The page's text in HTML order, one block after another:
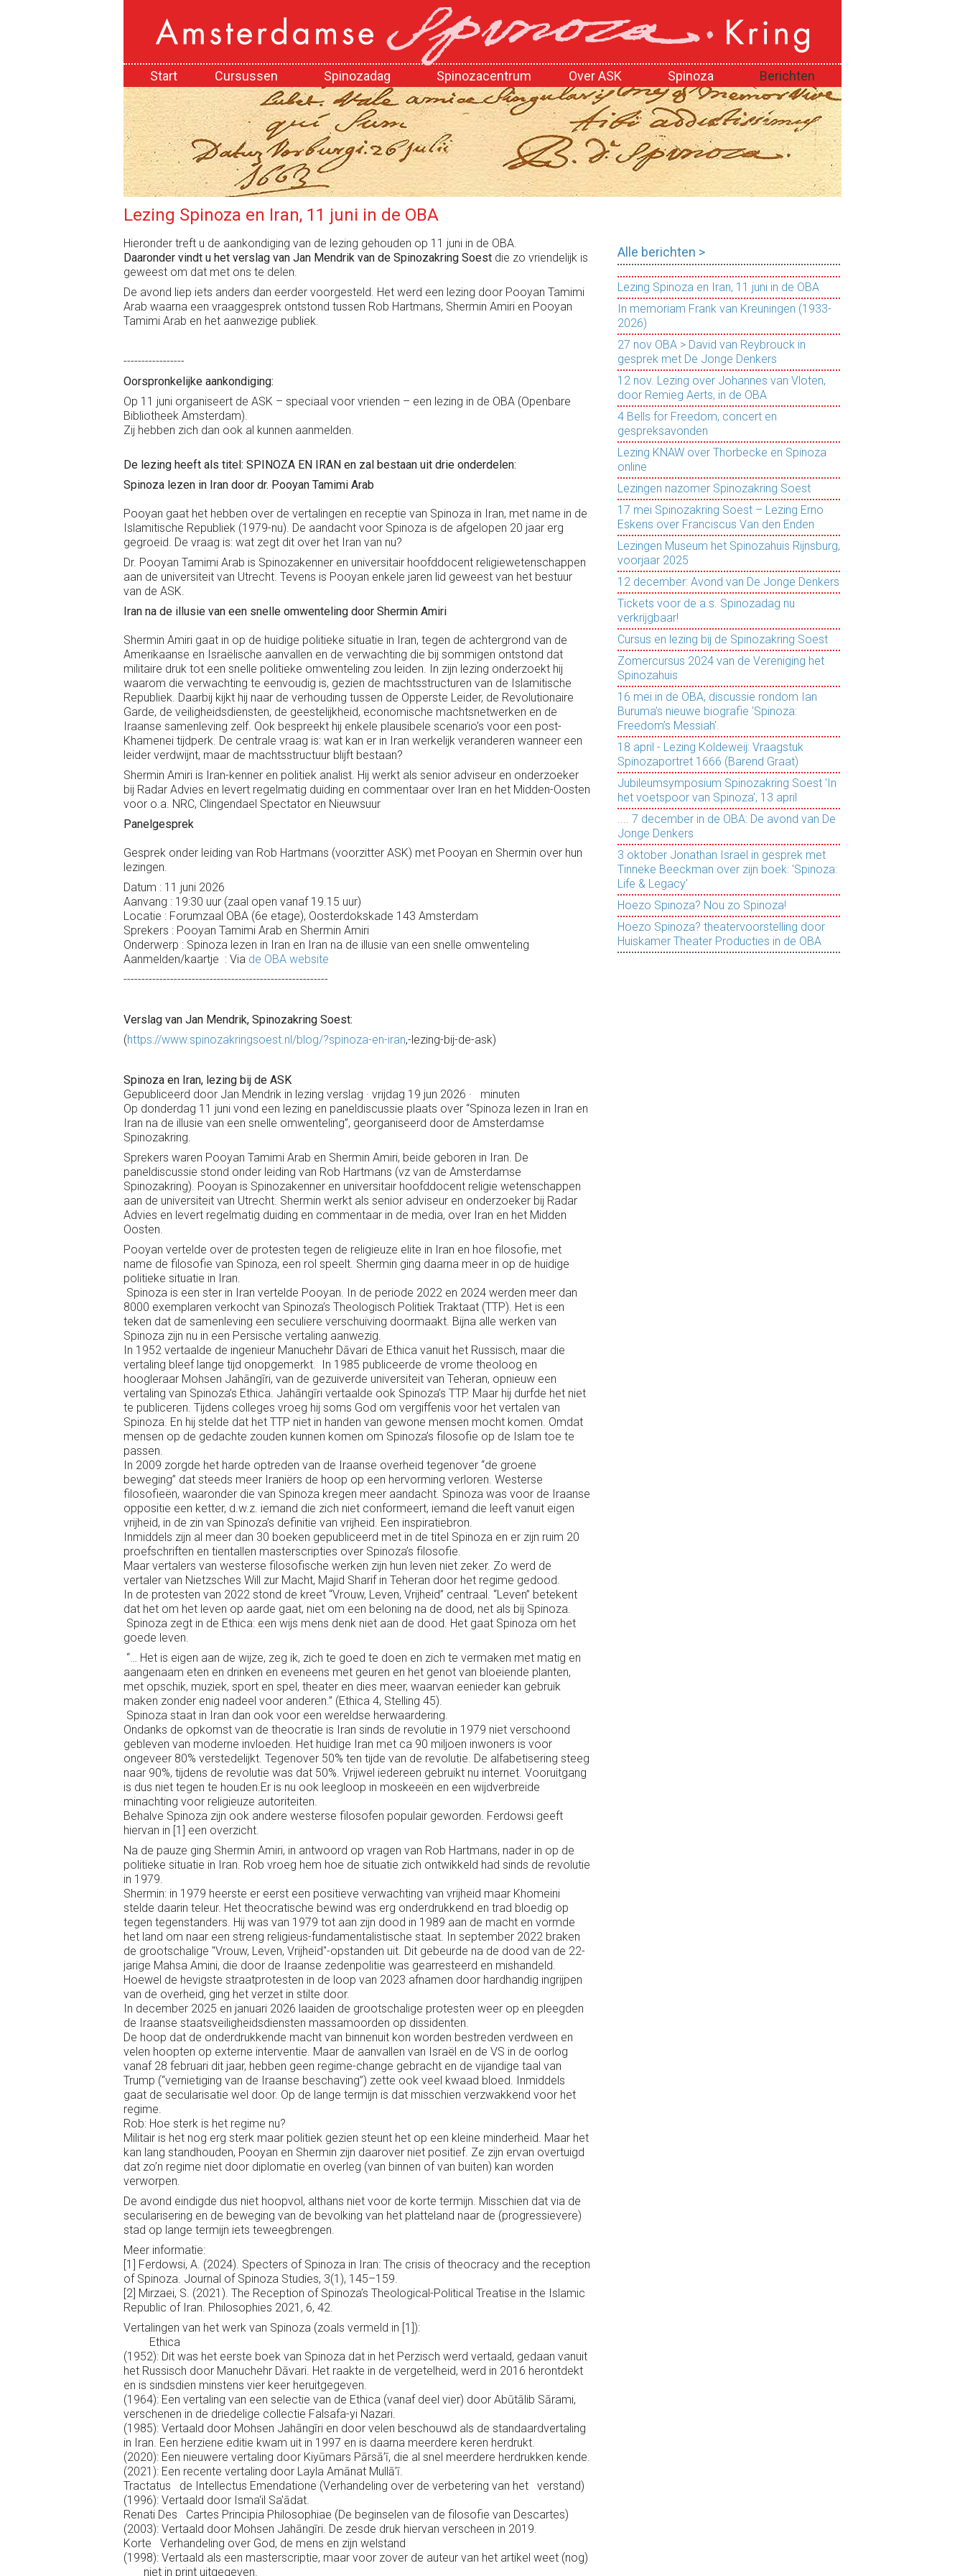
Start Cursussen Spinozadag Spinozacentrum Over ASK Spinoza Berichten
Lezing Spinoza en Iran, 11 juni in de OBA
Hieronder treft u de aankondiging van de lezing gehouden op 11 juni in de OBA.
Daaronder vindt u het verslag van Jan Mendrik van de Spinozakring Soest die zo vriendelijk is
geweest om dat met ons te delen.
De avond liep iets anders dan eerder voorgesteld. Het werd een lezing door Pooyan Tamimi
Arab waarna een vraaggesprek ontstond tussen Rob Hartmans, Shermin Amiri en Pooyan
Tamimi Arab en het aanwezige publiek.
-----------------
Oorspronkelijke aankondiging:
Op 11 juni organiseert de ASK – speciaal voor vrienden – een lezing in de OBA (Openbare
Bibliotheek Amsterdam).
Zij hebben zich dan ook al kunnen aanmelden.
De lezing heeft als titel: SPINOZA EN IRAN en zal bestaan uit drie onderdelen:
Spinoza lezen in Iran door dr. Pooyan Tamimi Arab
Pooyan gaat het hebben over de vertalingen en receptie van Spinoza in Iran, met name in de
Islamitische Republiek (1979-nu). De aandacht voor Spinoza is de afgelopen 20 jaar erg
gegroeid. De vraag is: wat zegt dit over het Iran van nu?
Dr. Pooyan Tamimi Arab is Spinozakenner en universitair hoofddocent religie­wetenschappen
aan de universiteit van Utrecht. Tevens is Pooyan enkele jaren lid geweest van het bestuur
van de ASK.
Iran na de illusie van een snelle omwenteling door Shermin Amiri
Shermin Amiri gaat in op de huidige politieke situatie in Iran, tegen de achtergrond van de
Amerikaanse en Israëlische aanvallen en de verwachting die bij sommigen ontstond dat
militaire druk tot een snelle politieke omwenteling zou leiden. In zijn lezing onderzoekt hij
waarom die verwachting te eenvoudig is, gezien de machtsstructuren van de Islamitische
Republiek. Daarbij kijkt hij naar de verhouding tussen de Opperste Leider, de Revolutionaire
Garde, de veiligheids­diensten, de geestelijkheid, economische machtsnetwerken en de
Iraanse samenleving zelf. Ook bespreekt hij enkele plausibele scenario's voor een post-
Khamenei tijdperk. De centrale vraag is: wat kan er in Iran werkelijk veranderen wanneer een
leider verdwijnt, maar de machts­structuur blijft bestaan?
Shermin Amiri is Iran-kenner en politiek analist. Hij werkt als senior adviseur en onderzoeker
bij Radar Advies en levert regelmatig duiding en commentaar over Iran en het Midden-Oosten
voor o.a. NRC, Clingendael Spectator en Nieuwsuur
Panelgesprek
Gesprek onder leiding van Rob Hartmans (voorzitter ASK) met Pooyan en Shermin over hun
lezingen.
Datum : 11 juni 2026
Aanvang : 19:30 uur (zaal open vanaf 19.15 uur)
Locatie : Forumzaal OBA (6e etage), Oosterdokskade 143 Amsterdam
Sprekers : Pooyan Tamimi Arab en Shermin Amiri
Onderwerp : Spinoza lezen in Iran en Iran na de illusie van een snelle omwenteling
Aanmelden/kaartje : Via de OBA website
---------------------------------------------------------
Verslag van Jan Mendrik, Spinozakring Soest:
(https://www.spinozakringsoest.nl/blog/?spinoza-en-iran,-lezing-bij-de-ask)
Spinoza en Iran, lezing bij de ASK
Gepubliceerd door Jan Mendrik in lezing verslag · vrijdag 19 jun 2026 · minuten
Op donderdag 11 juni vond een lezing en paneldiscussie plaats over “Spinoza lezen in Iran en
Iran na de illusie van een snelle omwenteling”, georganiseerd door de Amsterdamse
Spinozakring.
Sprekers waren Pooyan Tamimi Arab en Shermin Amiri, beide geboren in Iran. De
paneldiscussie stond onder leiding van Rob Hartmans (vz van de Amsterdamse
Spinozakring). Pooyan is Spinozakenner en universitair hoofddocent religie wetenschappen
aan de universiteit van Utrecht. Shermin werkt als senior adviseur en onderzoeker bij Radar
Advies en levert regelmatig duiding en commentaar in de media, over Iran en het Midden
Oosten.
Pooyan vertelde over de protesten tegen de religieuze elite in Iran en hoe filosofie, met
name de filosofie van Spinoza, een rol speelt. Shermin ging daarna meer in op de huidige
politieke situatie in Iran.
Spinoza is een ster in Iran vertelde Pooyan. In de periode 2022 en 2024 werden meer dan
8000 exemplaren verkocht van Spinoza’s Theologisch Politiek Traktaat (TTP). Het is een
teken dat de samenleving een seculiere verschuiving doormaakt. Bijna alle werken van
Spinoza zijn nu in een Persische vertaling aanwezig.
In 1952 vertaalde de ingenieur Manuchehr Dāvari de Ethica vanuit het Russisch, maar die
vertaling bleef lange tijd onopgemerkt. In 1985 publiceerde de vrome theoloog en
hoogleraar Mohsen Jahāngīri, van de gezuiverde universiteit van Teheran, opnieuw een
vertaling van Spinoza’s Ethica. Jahāngīri vertaalde ook Spinoza’s TTP. Maar hij durfde het niet
te publiceren. Tijdens colleges vroeg hij soms God om vergiffenis voor het vertalen van
Spinoza. En hij stelde dat het TTP niet in handen van gewone mensen mocht komen. Omdat
mensen op de gedachte zouden kunnen komen om Spinoza’s filosofie op de Islam toe te
passen.
In 2009 zorgde het harde optreden van de Iraanse overheid tegenover “de groene
beweging” dat steeds meer Iraniërs de hoop op een hervorming verloren. Westerse
filosofieën, waaronder die van Spinoza kregen meer aandacht. Spinoza was voor de Iraanse
oppositie een ketter, d.w.z. iemand die zich niet conformeert, iemand die leeft vanuit eigen
vrijheid, in de zin van Spinoza’s definitie van vrijheid. Een inspiratiebron.
Inmiddels zijn al meer dan 30 boeken gepubliceerd met in de titel Spinoza en er zijn ruim 20
proefschriften en tientallen masterscripties over Spinoza’s filosofie.
Maar vertalers van westerse filosofische werken zijn hun leven niet zeker. Zo werd de
vertaler van Nietzsches Will zur Macht, Majid Sharif in Teheran door het regime gedood.
In de protesten van 2022 stond de kreet “Vrouw, Leven, Vrijheid” centraal. “Leven” betekent
dat het om het leven op aarde gaat, niet om een beloning na de dood, net als bij Spinoza.
Spinoza zegt in de Ethica: een wijs mens denk niet aan de dood. Het gaat Spinoza om het
goede leven.
“… Het is eigen aan de wijze, zeg ik, zich te goed te doen en zich te vermaken met matig en
aangenaam eten en drinken en eveneens met geuren en het genot van bloeiende planten,
met opschik, muziek, sport en spel, theater en dies meer, waarvan eenieder kan gebruik
maken zonder enig nadeel voor anderen.” (Ethica 4, Stelling 45).
Spinoza staat in Iran dan ook voor een wereldse herwaardering.
Ondanks de opkomst van de theocratie is Iran sinds de revolutie in 1979 niet verschoond
gebleven van moderne invloeden. Het huidige Iran met ca 90 miljoen inwoners is voor
ongeveer 80% verstedelijkt. Tegenover 50% ten tijde van de revolutie. De alfabetisering steeg
naar 90%, tijdens de revolutie was dat 50%. Vrijwel iedereen gebruikt nu internet. Vooruitgang
is dus niet tegen te houden.Er is nu ook leegloop in moskeeën en een wijdverbreide
minachting voor religieuze autoriteiten.
Behalve Spinoza zijn ook andere westerse filosofen populair geworden. Ferdowsi geeft
hiervan in [1] een overzicht.
Na de pauze ging Shermin Amiri, in antwoord op vragen van Rob Hartmans, nader in op de
politieke situatie in Iran. Rob vroeg hem hoe de situatie zich ontwikkeld had sinds de revolutie
in 1979.
Shermin: in 1979 heerste er eerst een positieve verwachting van vrijheid maar Khomeini
stelde daarin teleur. Het theocratische bewind was erg onderdrukkend en trad bloedig op
tegen tegenstanders. Hij was van 1979 tot aan zijn dood in 1989 aan de macht en vormde
het land om naar een streng religieus-fundamentalistische staat. In september 2022 braken
de grootschalige "Vrouw, Leven, Vrijheid"-opstanden uit. Dit gebeurde na de dood van de 22-
jarige Mahsa Amini, die door de Iraanse zedenpolitie was gearresteerd en mishandeld.
Hoewel de hevigste straatprotesten in de loop van 2023 afnamen door hardhandig ingrijpen
van de overheid, ging het verzet in stilte door.
In december 2025 en januari 2026 laaiden de grootschalige protesten weer op en pleegden
de Iraanse staatsveiligheidsdiensten massamoorden op dissidenten.
De hoop dat de onderdrukkende macht van binnenuit kon worden bestreden verdween en
velen hoopten op externe interventie. Maar de aanvallen van Israël en de VS in de oorlog
vanaf 28 februari dit jaar, hebben geen regime-change gebracht en de vijandige taal van
Trump (“vernietiging van de Iraanse beschaving”) zette ook veel kwaad bloed. Inmiddels
gaat de secularisatie wel door. Op de lange termijn is dat misschien verzwakkend voor het
regime.
Rob: Hoe sterk is het regime nu?
Militair is het nog erg sterk maar politiek gezien steunt het op een kleine minderheid. Maar het
kan lang standhouden, Pooyan en Shermin zijn daarover niet positief. Ze zijn ervan overtuigd
dat zo’n regime niet door diplomatie en overleg (van binnen of van buiten) kan worden
verworpen.
De avond eindigde dus niet hoopvol, althans niet voor de korte termijn. Misschien dat via de
secularisering en de beweging van de bevolking van het platteland naar de (progressievere)
stad op lange termijn iets teweegbrengen.
Meer informatie:
[1] Ferdowsi, A. (2024). Specters of Spinoza in Iran: The crisis of theocracy and the reception
of Spinoza. Journal of Spinoza Studies, 3(1), 145–159.
[2] Mirzaei, S. (2021). The Reception of Spinoza’s Theological-Political Treatise in the Islamic
Republic of Iran. Philosophies 2021, 6, 42.
Vertalingen van het werk van Spinoza (zoals vermeld in [1]):
Ethica
(1952): Dit was het eerste boek van Spinoza dat in het Perzisch werd vertaald, gedaan vanuit
het Russisch door Manuchehr Dāvari. Het raakte in de vergetelheid, werd in 2016 herontdekt
en is sindsdien minstens vier keer heruitgegeven.
(1964): Een vertaling van een selectie van de Ethica (vanaf deel vier) door Abūtālib Sārami,
verschenen in de driedelige collectie Falsafa-yi Nazari.
(1985): Vertaald door Mohsen Jahāngīri en door velen beschouwd als de standaardvertaling
in Iran. Een herziene editie kwam uit in 1997 en is daarna meerdere keren herdrukt.
(2020): Een nieuwere vertaling door Kiyūmars Pārsā’ī, die al snel meerdere herdrukken kende.
(2021): Een recente vertaling door Layla Amānat Mullā’ī.
Tractatus de Intellectus Emendatione (Verhandeling over de verbetering van het verstand)
(1996): Vertaald door Isma'il Sa'ādat.
Renati Des Cartes Principia Philosophiae (De beginselen van de filosofie van Descartes)
(2003): Vertaald door Mohsen Jahāngīri. De zesde druk hiervan verscheen in 2019.
Korte Verhandeling over God, de mens en zijn welstand
(1998): Vertaald als een masterscriptie, maar voor zover de auteur van het artikel weet (nog)
niet in print uitgegeven.
Alle berichten >
Lezing Spinoza en Iran, 11 juni in de OBA
In memoriam Frank van Kreuningen (1933-
2026)
27 nov OBA > David van Reybrouck in
gesprek met De Jonge Denkers
12 nov. Lezing over Johannes van Vloten,
door Remieg Aerts, in de OBA
4 Bells for Freedom, concert en
gespreksavonden
Lezing KNAW over Thorbecke en Spinoza
online
Lezingen nazomer Spinozakring Soest
17 mei Spinozakring Soest – Lezing Erno
Eskens over Franciscus Van den Enden
Lezingen Museum het Spinozahuis Rijnsburg,
voorjaar 2025
12 december: Avond van De Jonge Denkers
Tickets voor de a.s. Spinozadag nu
verkrijgbaar!
Cursus en lezing bij de Spinozakring Soest
Zomercursus 2024 van de Vereniging het
Spinozahuis
16 mei in de OBA, discussie rondom Ian
Buruma’s nieuwe biografie 'Spinoza:
Freedom’s Messiah'.
18 april - Lezing Koldeweij: Vraagstuk
Spinozaportret 1666 (Barend Graat)
Jubileumsymposium Spinozakring Soest 'In
het voetspoor van Spinoza', 13 april
.... 7 december in de OBA: De avond van De
Jonge Denkers
3 oktober Jonathan Israel in gesprek met
Tinneke Beeckman over zijn boek: 'Spinoza:
Life & Legacy'
Hoezo Spinoza? Nou zo Spinoza!
Hoezo Spinoza? theatervoorstelling door
Huiskamer Theater Producties in de OBA